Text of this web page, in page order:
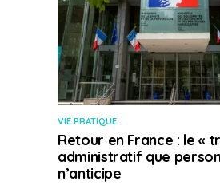
VIE PRATIQUE
Retour en France : le «
administratif que
n’anticipe